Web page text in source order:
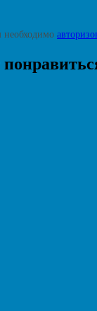
необходимо